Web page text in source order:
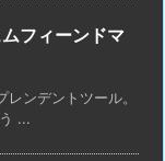
フィーンドマ
ンデントツール。
...